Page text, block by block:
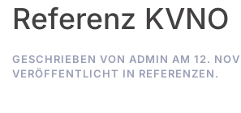
Referenz KVNO
GESCHRIEBEN VON ADMIN AM 12.
VERÖFFENTLICHT IN REFERENZEN.